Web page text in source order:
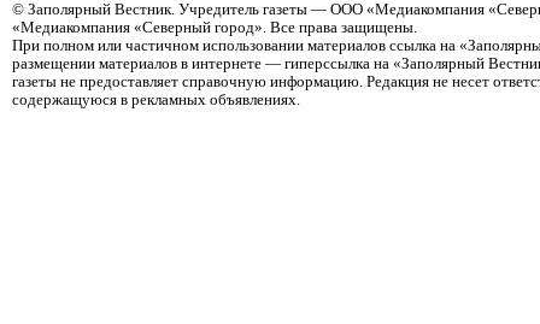
© Заполярный Вестник. Учредитель газеты — ООО «Медиакомпания
«Медиакомпания «Северный город». Все права защищены.
При полном или частичном использовании материалов ссылка на
размещении материалов в интернете — гиперссылка на «Заполярный
газеты не предоставляет справочную информацию. Редакция не несет
содержащуюся в рекламных объявлениях.